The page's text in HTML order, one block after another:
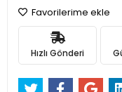
Favorilerime ekle
Hızlı Gönderi